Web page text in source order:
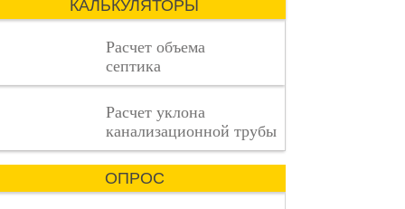
пошаговая инструкция
деталь
КАЛЬКУЛЯТОРЫ
Расчет объема
септика
Расчет уклона
канализационной трубы
ОПРОС